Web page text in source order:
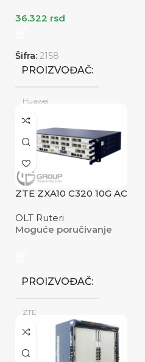
36.322 rsd
Šifra: 2158
PROIZVOĐAČ
Huawei
STANJE Novo
ZTE ZXA10 C320 10G AC
OLT Ruteri
Moguće poručivanje
PROIZVOĐAČ
ZTE
STANJE